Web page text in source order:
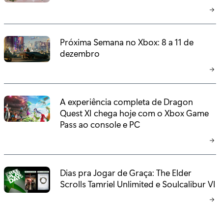
Próxima Semana no Xbox: 8 a 11 de
dezembro
A experiência completa de Dragon
Quest XI chega hoje com o Xbox Game
Pass ao console e PC
Dias pra Jogar de Graça: The Elder
Scrolls Tamriel Unlimited e Soulcalibur VI